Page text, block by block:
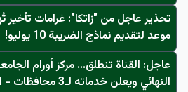
تحذير عاجل من "زاتكا": غرامات
موعد لتقديم نماذج الضريبة 10 يوليو!
عاجل: القناة تنطلق... مركز أورام
النهائي ويعلن خدماته لـ3 محافظات - التفاصيل الكاملة